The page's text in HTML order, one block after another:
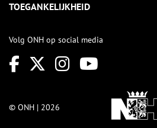
TOEGANKELIJKHEID
Volg ONH op social media
© ONH | 2026